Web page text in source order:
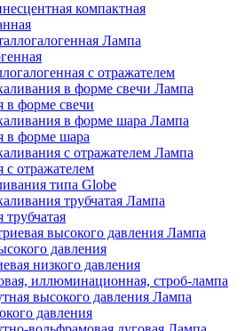
компактная
Лампа
с отражателем
Лампа
в форме свечи
Лампа
в форме шара
Лампа
с отражателем
типа Globe
Лампа
трубчатая
Лампа
давления
низкого давления
иллюминационная, строб-лампа
Лампа
давления